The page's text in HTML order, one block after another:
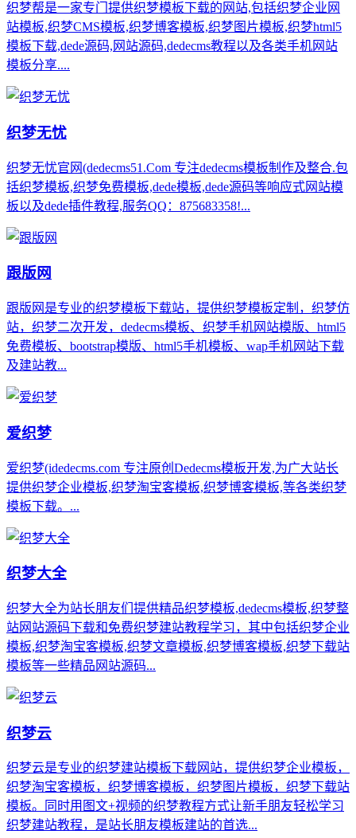
织梦帮是一家专门提供织梦模板下载的网站,包括织梦企业网
站模板,织梦CMS模板,织梦博客模板,织梦图片模板,织梦html5
模板下载,dede源码,网站源码,dedecms教程以及各类手机网站
模板分享....
织梦无忧
织梦无忧官网(dedecms51.Com 专注dedecms模板制作及整合.包
括织梦模板,织梦免费模板,dede模板,dede源码等响应式网站模
板以及dede插件教程,服务QQ：875683358!...
跟版网
跟版网是专业的织梦模板下载站，提供织梦模板定制，织梦仿
站，织梦二次开发，dedecms模板、织梦手机网站模版、html5
免费模板、bootstrap模版、html5手机模板、wap手机网站下载
及建站教...
爱织梦
爱织梦(idedecms.com 专注原创Dedecms模板开发,为广大站长
提供织梦企业模板,织梦淘宝客模板,织梦博客模板,等各类织梦
模板下载。...
织梦大全
织梦大全为站长朋友们提供精品织梦模板,dedecms模板,织梦整
站网站源码下载和免费织梦建站教程学习，其中包括织梦企业
模板,织梦淘宝客模板,织梦文章模板,织梦博客模板,织梦下载站
模板等一些精品网站源码...
织梦云
织梦云是专业的织梦建站模板下载网站，提供织梦企业模板，
织梦淘宝客模板，织梦博客模板，织梦图片模板，织梦下载站
模板。同时用图文+视频的织梦教程方式让新手朋友轻松学习
织梦建站教程，是站长朋友模板建站的首选...